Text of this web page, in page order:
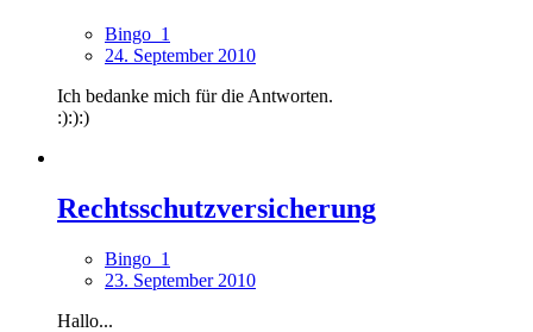
Bingo_1
24. September 2010
Ich bedanke mich für die Antworten.
:):):)
Rechtsschutzversicherung
Bingo_1
23. September 2010
Hallo...